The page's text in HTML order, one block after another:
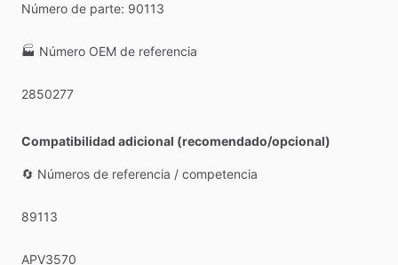
Número de parte: 90113
🏭 Número OEM de referencia
2850277
Compatibilidad adicional (recomendado/opcional)
🔄 Números de referencia ​/​ competencia
89113
APV3570